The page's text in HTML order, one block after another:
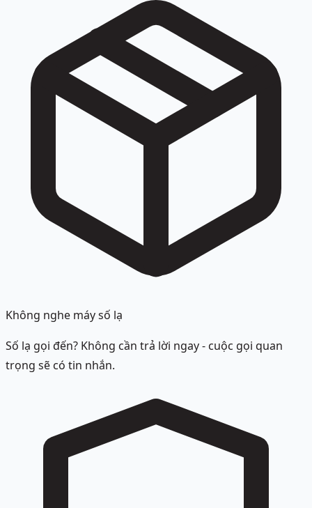
027 2730 1285, +842727301285, +84 27 27301285.
Không nghe máy số lạ
Số lạ gọi đến? Không cần trả lời ngay - cuộc gọi quan
trọng sẽ có tin nhắn.